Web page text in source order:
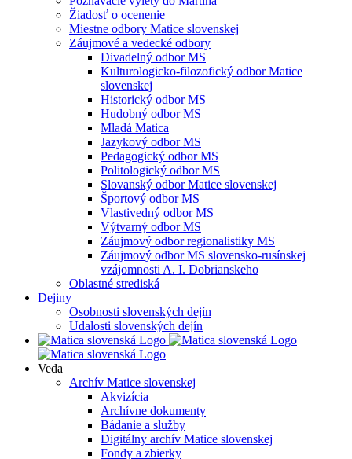
Žiadosť o ocenenie
Miestne odbory Matice slovenskej
Záujmové a vedecké odbory
Divadelný odbor MS
Kulturologicko-filozofický odbor Matice
slovenskej
Historický odbor MS
Hudobný odbor MS
Mladá Matica
Jazykový odbor MS
Pedagogický odbor MS
Politologický odbor MS
Slovanský odbor Matice slovenskej
Športový odbor MS
Vlastivedný odbor MS
Výtvarný odbor MS
Záujmový odbor regionalistiky MS
Záujmový odbor MS slovensko-rusínskej
vzájomnosti A. I. Dobrianskeho
Oblastné strediská
Dejiny
Osobnosti slovenských dejín
Udalosti slovenských dejín
Veda
Archív Matice slovenskej
Akvizícia
Archívne dokumenty
Bádanie a služby
Digitálny archív Matice slovenskej
Fondy a zbierky